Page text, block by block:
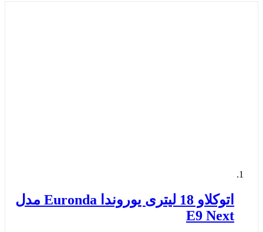
اتوکلاو 18 لیتری یوروندا Euronda مدل
E9 Next